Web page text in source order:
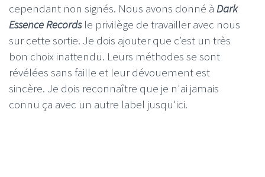
cependant non signés. Nous avons donné à Dark
Essence Recordsle privilège de travailler avec nous
sur cette sortie. Je dois ajouter que c’est un très
bon choix inattendu. Leurs méthodes se sont
révélées sans faille et leur dévouement est
sincère. Je dois reconnaître que je n'ai jamais
connu ça avec un autre label jusqu'ici.